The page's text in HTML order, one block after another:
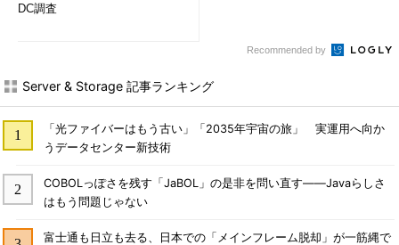
DC調査
Recommended by
Server & Storage 記事ランキング
「光ファイバーはもう古い」「2035年宇宙の旅」 実運用へ向か
うデータセンター新技術
COBOLっぽさを残す「JaBOL」の是非を問い直す――Javaらしさ
はもう問題じゃない
富士通も日立も去る、日本での「メインフレーム脱却」が一筋縄で